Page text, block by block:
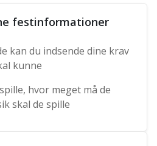
festinformationer
kan du indsende dine krav
kunne
hvor meget må de
skal de spille